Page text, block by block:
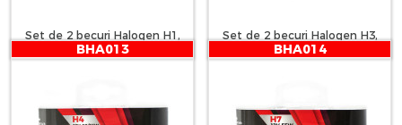
Set de 2 becuri Halogen H1,
55W, +50% Intensitate - LONG
Set de 2 becuri Halogen H3,
55W +50% Intensitate - LONG
BHA013 BHA014